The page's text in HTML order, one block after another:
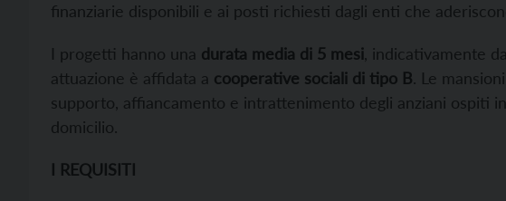
finanziarie disponibili e ai posti richiesti dagli enti che
I progetti hanno una durata media di 5 mesi , indicativamente
attuazione è affidata a cooperative sociali di tipo B. Le
supporto, affiancamento e intrattenimento degli anziani ospiti
domicilio.
I REQUISITI